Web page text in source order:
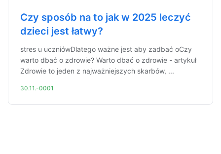
Czy sposób na to jak w 2025 leczyć
dzieci jest łatwy?
stres u uczniówDlatego ważne jest aby zadbać oCzy
warto dbać o zdrowie? Warto dbać o zdrowie - artykuł
Zdrowie to jeden z najważniejszych skarbów, ...
30.11.-0001